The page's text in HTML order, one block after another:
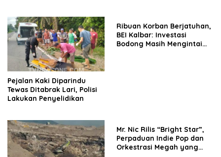
Pejalan Kaki Diparindu
Tewas Ditabrak Lari, Polisi
Lakukan Penyelidikan
Ribuan Korban Berjatuhan,
BEI Kalbar: Investasi
Bodong Masih Mengintai
Mr. Nic Rilis “Bright Star”,
Perpaduan Indie Pop dan
Orkestrasi Megah yang